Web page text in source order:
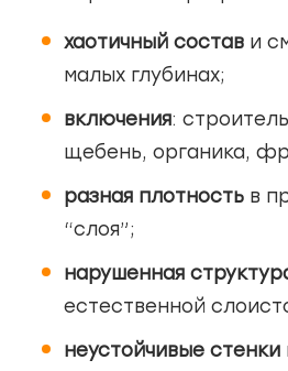
хаотичный состав и
малых глубинах;
включения:
щебень, органика,
разная плотность в
“слоя”;
нарушенная
естественной
неустойчивые стенки